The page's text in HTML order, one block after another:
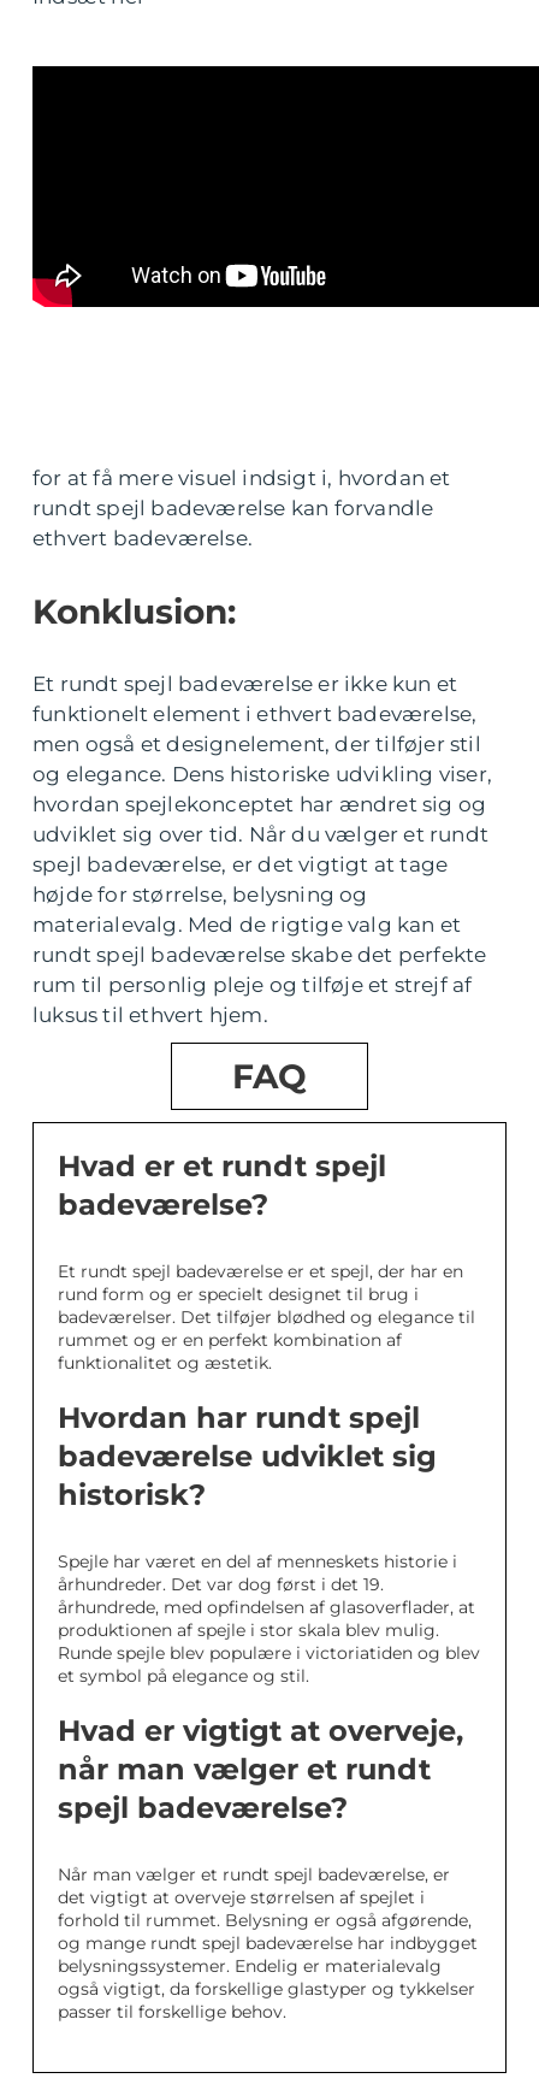
for at få mere visuel indsigt i, hvordan et
rundt spejl badeværelse kan forvandle
ethvert badeværelse.
Konklusion:
Et rundt spejl badeværelse er ikke kun et
funktionelt element i ethvert badeværelse,
men også et designelement, der tilføjer stil
og elegance. Dens historiske udvikling viser,
hvordan spejlekonceptet har ændret sig og
udviklet sig over tid. Når du vælger et rundt
spejl badeværelse, er det vigtigt at tage
højde for størrelse, belysning og
materialevalg. Med de rigtige valg kan et
rundt spejl badeværelse skabe det perfekte
rum til personlig pleje og tilføje et strejf af
luksus til ethvert hjem.
FAQ
Hvad er et rundt spejl
badeværelse?
Et rundt spejl badeværelse er et spejl, der har en
rund form og er specielt designet til brug i
badeværelser. Det tilføjer blødhed og elegance til
rummet og er en perfekt kombination af
funktionalitet og æstetik.
Hvordan har rundt spejl
badeværelse udviklet sig
historisk?
Spejle har været en del af menneskets historie i
århundreder. Det var dog først i det 19.
århundrede, med opfindelsen af glasoverflader, at
produktionen af spejle i stor skala blev mulig.
Runde spejle blev populære i victoriatiden og blev
et symbol på elegance og stil.
Hvad er vigtigt at overveje,
når man vælger et rundt
spejl badeværelse?
Når man vælger et rundt spejl badeværelse, er
det vigtigt at overveje størrelsen af spejlet i
forhold til rummet. Belysning er også afgørende,
og mange rundt spejl badeværelse har indbygget
belysningssystemer. Endelig er materialevalg
også vigtigt, da forskellige glastyper og tykkelser
passer til forskellige behov.